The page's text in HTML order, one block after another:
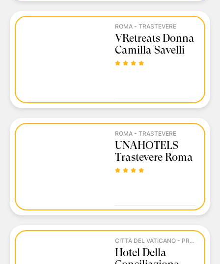
ROMA - TRASTEVERE
VRetreats Donna
Camilla Savelli
ROMA - TRASTEVERE
UNAHOTELS
Trastevere Roma
CITTÀ DEL VATICANO - PRATI
Hotel Della